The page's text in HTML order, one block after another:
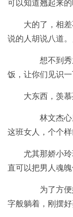
可以知道翘起来
大的了，相
说的人胡说八道。
想不到秀
饭，让你们见识
大东西，羡慕
林文杰心
这班女人，个个样
尤其那娇小
直可以把男人魂魄
为了方便
字般躺着，刚摆